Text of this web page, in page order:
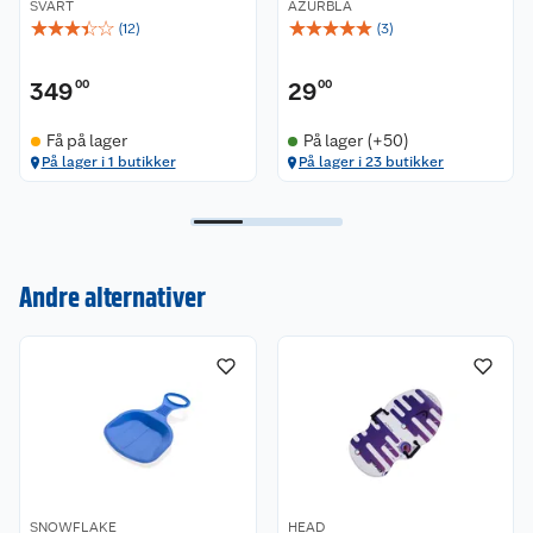
SVART
☆☆☆☆☆ (12)
34900
Få på lager
På lager i 1 butikker
AZURBLÅ
☆☆☆☆☆ (3)
2900
På lager (+50)
På lager i 23 butikker
Andre alternativer
SNOWFLAKE HEAD
Kundeservice
Angre- og returrett